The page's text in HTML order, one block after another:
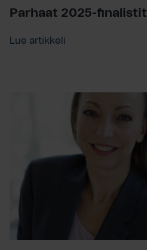
Parhaat 2025-finalistit
Lue artikkeli